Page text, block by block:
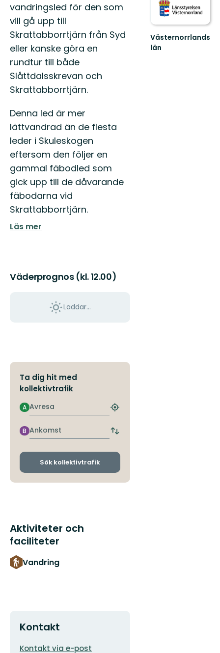
vandringsled för den som
vill gå upp till
Skrattabborrtjärn från Syd
eller kanske göra en
rundtur till både
Slåttdalsskrevan och
Skrattabborrtjärn.
Denna led är mer
lättvandrad än de flesta
leder i Skuleskogen
eftersom den följer en
gammal fäbodled som
gick upp till de dåvarande
fäbodarna vid
Skrattabborrtjärn.
Läs mer
Väderprognos (kl. 12.00)
Laddar...
Ta dig hit med
kollektivtrafik
Avresa
A
Hitta
hållplats
Ankomst
B
Byt
och
Sök kollektivtrafik
Aktiviteter och
faciliteter
Vandring
Kontakt
E-
Kontakt via e-post
Västernorrlands
län